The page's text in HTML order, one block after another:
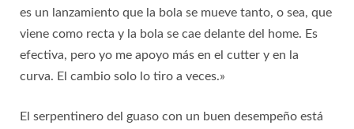
es un lanzamiento que la bola se mueve tanto, o sea, que
viene como recta y la bola se cae delante del home. Es
efectiva, pero yo me apoyo más en el cutter y en la
curva. El cambio solo lo tiro a veces.»
El serpentinero del guaso con un buen desempeño está